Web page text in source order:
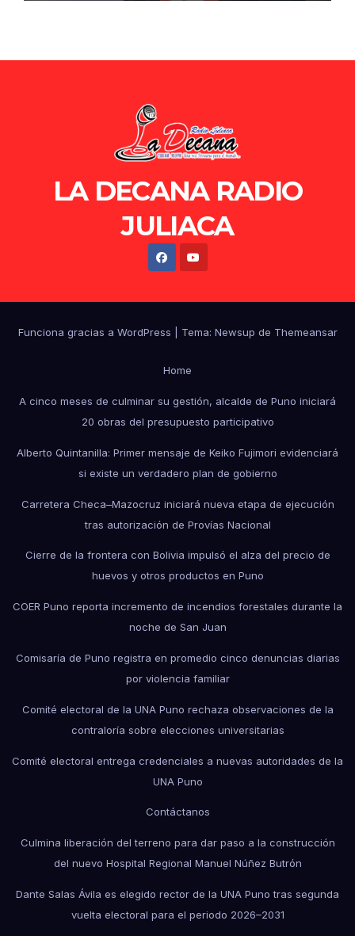
LA DECANA RADIO
JULIACA
Funciona gracias a WordPress Tema: Newsup de Themeansar
Home
A cinco meses de culminar su gestión, alcalde de Puno iniciará
20 obras del presupuesto participativo
Alberto Quintanilla: Primer mensaje de Keiko Fujimori evidenciará
si existe un verdadero plan de gobierno
Carretera Checa–Mazocruz iniciará nueva etapa de ejecución
tras autorización de Provías Nacional
Cierre de la frontera con Bolivia impulsó el alza del precio de
huevos y otros productos en Puno
COER Puno reporta incremento de incendios forestales durante la
noche de San Juan
Comisaría de Puno registra en promedio cinco denuncias diarias
por violencia familiar
Comité electoral de la UNA Puno rechaza observaciones de la
contraloría sobre elecciones universitarias
Comité electoral entrega credenciales a nuevas autoridades de la
UNA Puno
Contáctanos
Culmina liberación del terreno para dar paso a la construcción
del nuevo Hospital Regional Manuel Núñez Butrón
Dante Salas Ávila es elegido rector de la UNA Puno tras segunda
vuelta electoral para el periodo 2026–2031